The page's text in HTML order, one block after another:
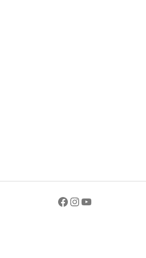
Facebook
Instagram
YouTube